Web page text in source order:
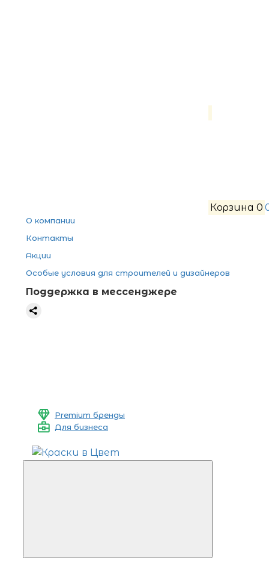
Корзина 0
О компании
Контакты
Акции
Особые условия для строителей и дизайнеров
Поддержка в мессенджере
Premium бренды
Для бизнеса